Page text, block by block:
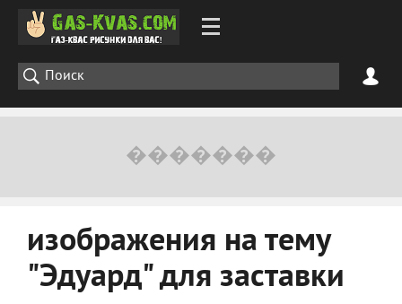
изображения на тему
"Эдуард" для заставки